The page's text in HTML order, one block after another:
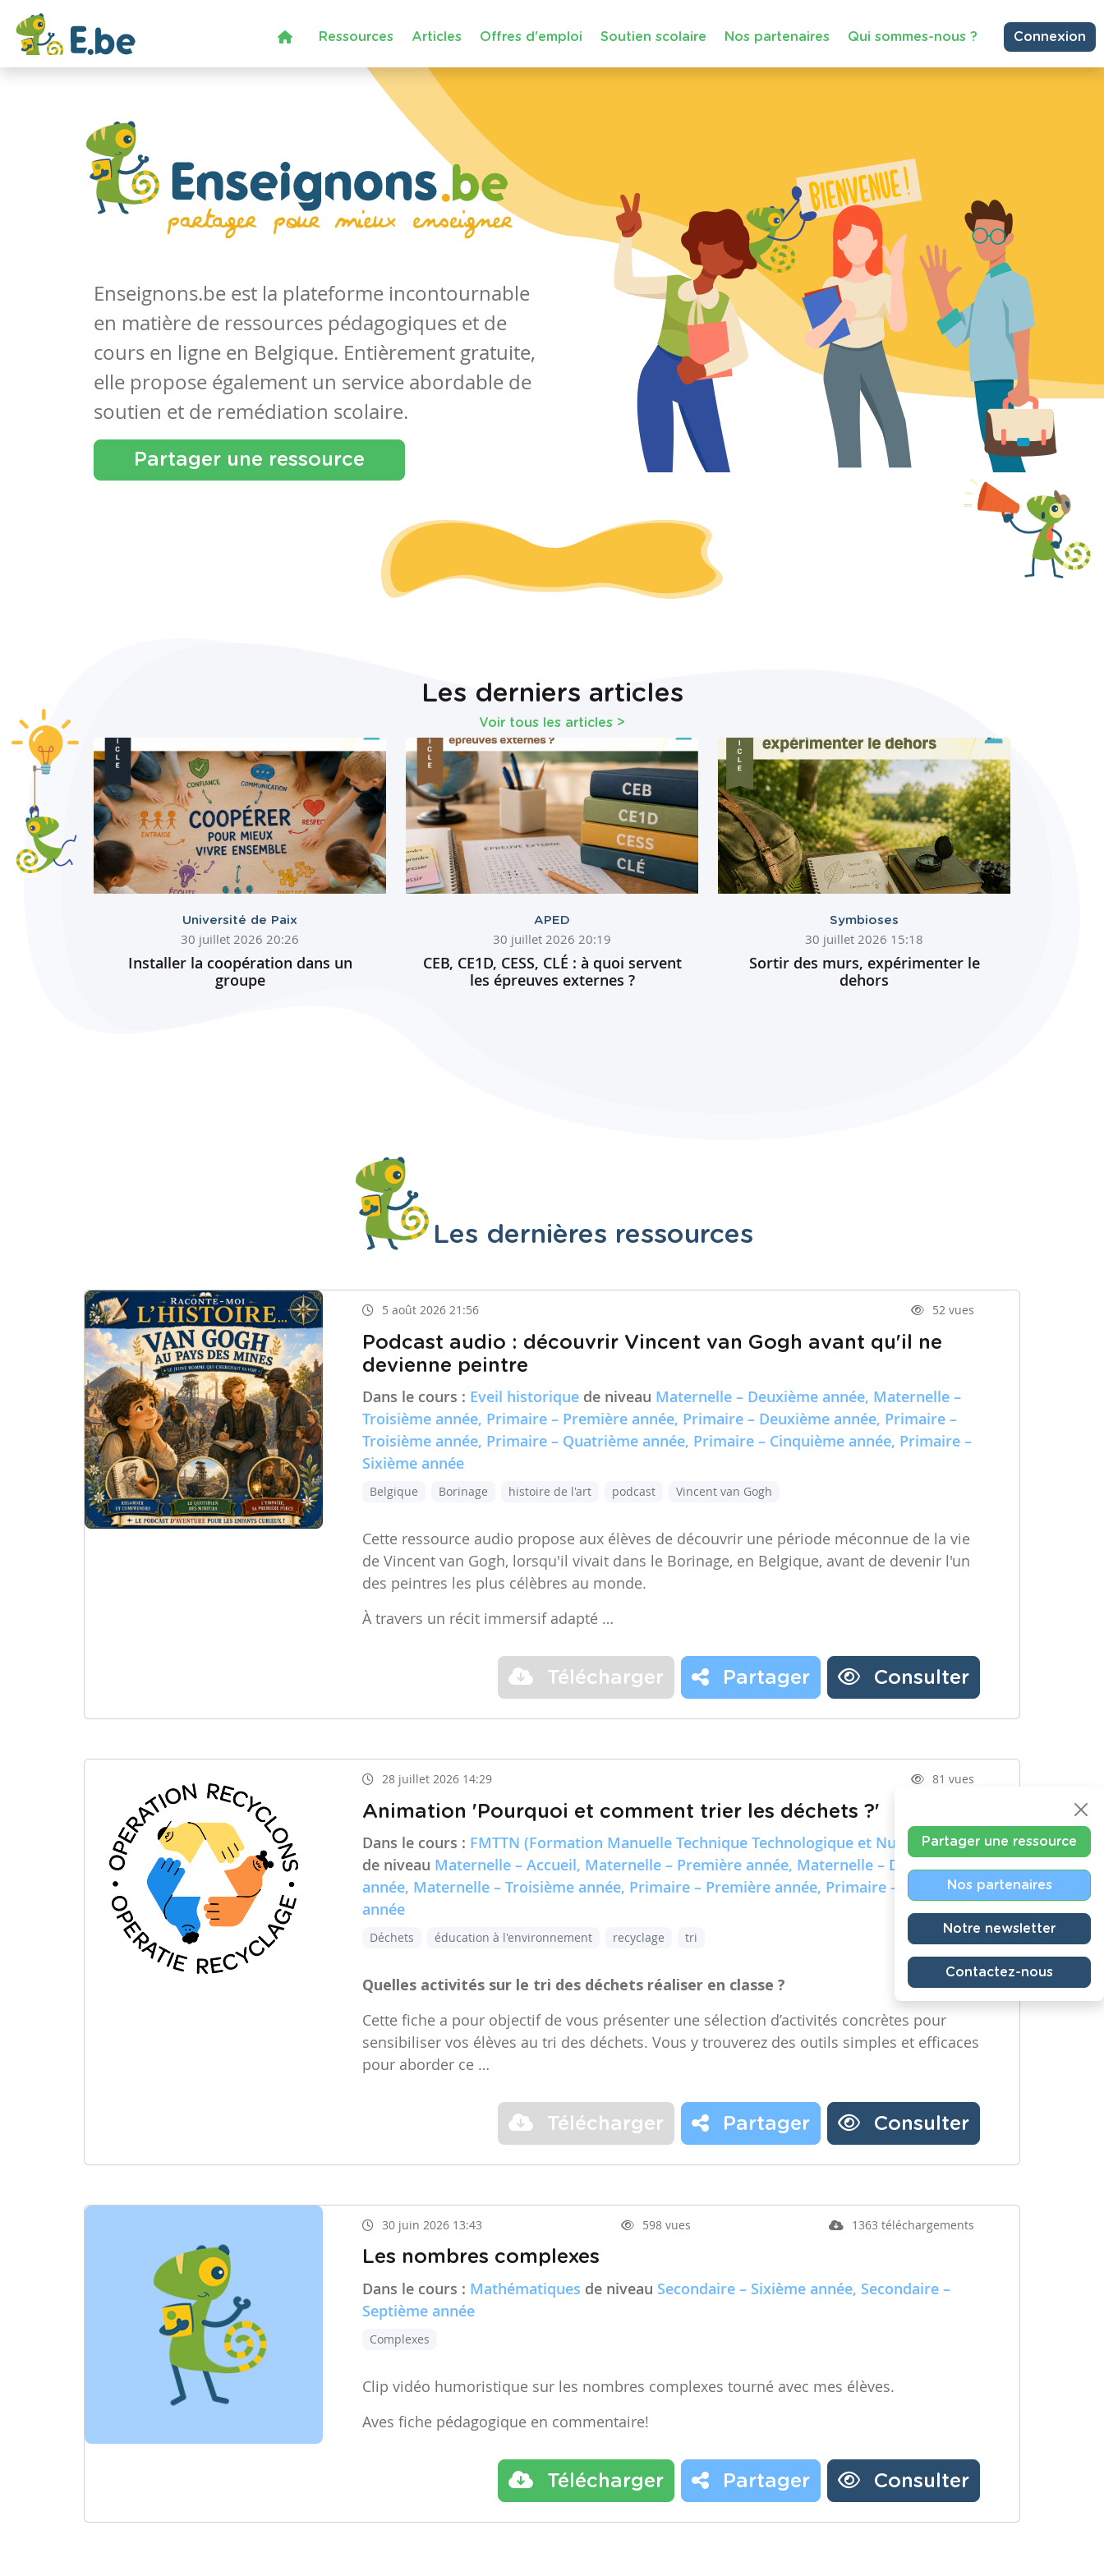
Ressources Articles Offres d'emploi Soutien scolaire Nos partenaires Qui sommes-nous ? Connexion
Enseignons.be est la plateforme incontournable
en matière de ressources pédagogiques et de
cours en ligne en Belgique. Entièrement gratuite,
elle propose également un service abordable de
soutien et de remédiation scolaire.
Partager une ressource
Les derniers articles
Voir tous les articles >
Université de Paix
30 juillet 2026 20:26
Installer la coopération dans un
groupe
APED
30 juillet 2026 20:19
CEB, CE1D, CESS, CLÉ : à quoi servent
les épreuves externes ?
Symbioses
30 juillet 2026 15:18
Sortir des murs, expérimenter le
dehors
Les dernières ressources
5 août 2026 21:56 52 vues
Podcast audio : découvrir Vincent van Gogh avant qu'il ne
devienne peintre
Dans le cours : Eveil historique de niveau Maternelle – Deuxième année, Maternelle –
Troisième année, Primaire – Première année, Primaire – Deuxième année, Primaire –
Troisième année, Primaire – Quatrième année, Primaire – Cinquième année, Primaire –
Sixième année
Belgique Borinage histoire de l'art podcast Vincent van Gogh
Cette ressource audio propose aux élèves de découvrir une période méconnue de la vie
de Vincent van Gogh, lorsqu'il vivait dans le Borinage, en Belgique, avant de devenir l'un
des peintres les plus célèbres au monde.
À travers un récit immersif adapté …
Télécharger Partager Consulter
28 juillet 2026 14:29 81 vues
Animation 'Pourquoi et comment trier les déchets ?'
Dans le cours : FMTTN (Formation Manuelle Technique Technologique et Numérique)
de niveau Maternelle – Accueil, Maternelle – Première année, Maternelle – Deuxième
année, Maternelle – Troisième année, Primaire – Première année, Primaire – Deuxième
année
Déchets éducation à l'environnement recyclage tri
Quelles activités sur le tri des déchets réaliser en classe ?
Cette fiche a pour objectif de vous présenter une sélection d’activités concrètes pour
sensibiliser vos élèves au tri des déchets. Vous y trouverez des outils simples et efficaces
pour aborder ce …
Télécharger Partager Consulter
30 juin 2026 13:43 598 vues 1363 téléchargements
Les nombres complexes
Dans le cours : Mathématiques de niveau Secondaire – Sixième année, Secondaire –
Septième année
Complexes
Clip vidéo humoristique sur les nombres complexes tourné avec mes élèves.
Aves fiche pédagogique en commentaire!
Télécharger Partager Consulter
Partager une ressource
Nos partenaires
Notre newsletter
Contactez-nous